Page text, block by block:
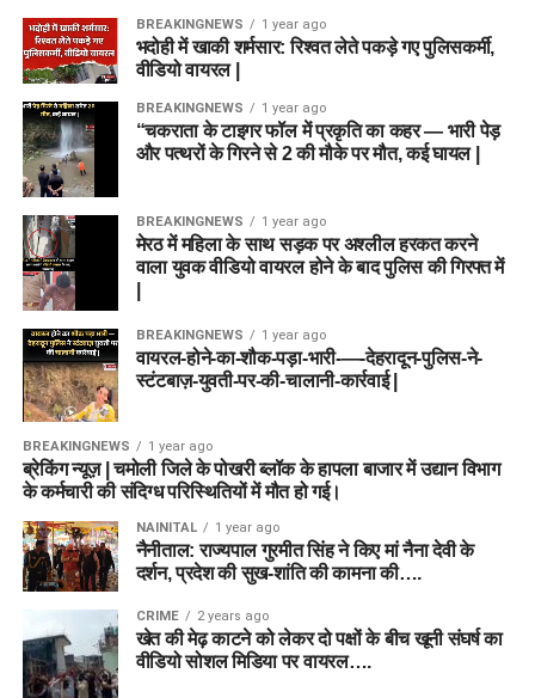
BREAKINGNEWS 1 year ago
भदोही में खाकी शर्मसार: रिश्वत लेते पकड़े गए पुलिसकर्मी,
वीडियो वायरल |
BREAKINGNEWS 1 year ago
“चकराता के टाइगर फॉल में प्रकृति का कहर — भारी पेड़
और पत्थरों के गिरने से 2 की मौके पर मौत, कई घायल |
BREAKINGNEWS 1 year ago
मेरठ में महिला के साथ सड़क पर अश्लील हरकत करने
वाला युवक वीडियो वायरल होने के बाद पुलिस की गिरफ्त में
BREAKINGNEWS 1 year ago
वायरल-होने-का-शौक-पड़ा-भारी-—-देहरादून-पुलिस-ने-
स्टंटबाज़-युवती-पर-की-चालानी-कार्रवाई |
BREAKINGNEWS 1 year ago
ब्रेकिंग न्यूज़ | चमोली जिले के पोखरी ब्लॉक के हापला बाजार में उद्यान विभाग
के कर्मचारी की संदिग्ध परिस्थितियों में मौत हो गई।
NAINITAL 1 year ago
नैनीताल: राज्यपाल गुरमीत सिंह ने किए मां नैना देवी के
दर्शन, प्रदेश की सुख-शांति की कामना की….
CRIME 2 years ago
खेत की मेढ़ काटने को लेकर दो पक्षों के बीच खूनी संघर्ष का
वीडियो सोशल मिडिया पर वायरल….